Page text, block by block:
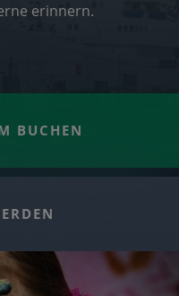
erinnern.
BUCHEN